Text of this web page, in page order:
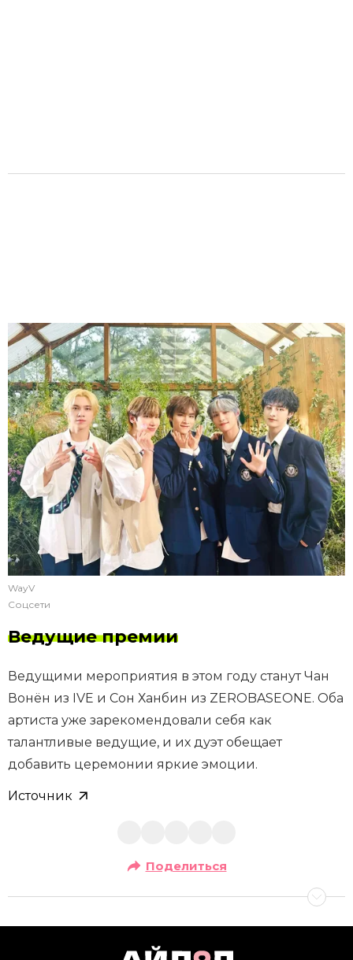
WayV
Соцсети
Ведущие премии
Ведущими мероприятия в этом году станут Чан
Вонён из IVE и Сон Ханбин из ZEROBASEONE. Оба
артиста уже зарекомендовали себя как
талантливые ведущие, и их дуэт обещает
добавить церемонии яркие эмоции.
Источник
Поделиться